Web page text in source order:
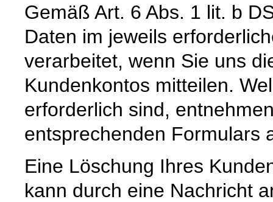
Gemäß Art. 6 Abs. 1 lit. b
Daten im jeweils
verarbeitet, wenn Sie uns
Kundenkontos mitteilen.
erforderlich sind,
entsprechenden Formulars
Eine Löschung Ihres
kann durch eine Nachricht